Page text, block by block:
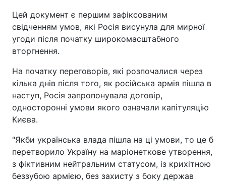
Цей документ є першим зафіксованим
свідченням умов, які Росія висунула для мирної
угоди після початку широкомасштабного
вторгнення.
На початку переговорів, які розпочалися через
кілька днів після того, як російська армія пішла в
наступ, Росія запропонувала договір,
односторонні умови якого означали капітуляцію
Києва.
"Якби українська влада пішла на ці умови, то це б
перетворило Україну на маріонеткове утворення,
з фіктивним нейтральним статусом, із крихітною
беззубою армією, без захисту з боку держав